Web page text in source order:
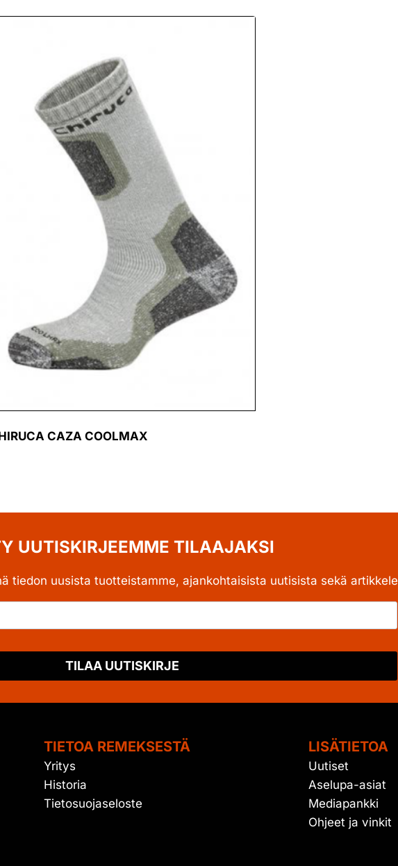
CAZA COOLMAX
UUTISKIRJEEMME TILAAJAKSI
tiedon uusista tuotteistamme, ajankohtaisista uutisista sekä
TILAA UUTISKIRJE
TIETOA REMEKSESTÄ
Yritys
Historia
Tietosuojaseloste
LISÄTIETOA
Uutiset
Aselupa-asiat
Mediapankki
Ohjeet ja vinkit